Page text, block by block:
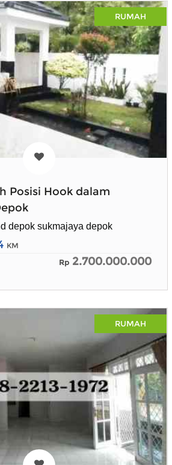
RUMAH
Posisi Hook dalam
depok sukmajaya depok
KM
Rp 2.700.000.000
RUMAH